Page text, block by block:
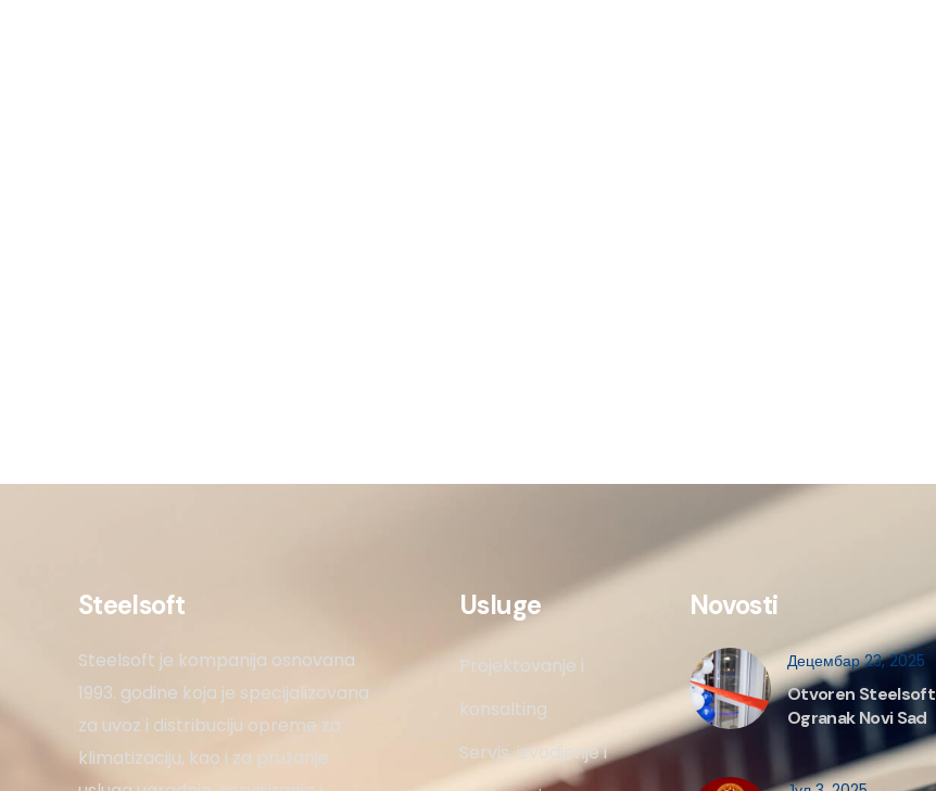
Steelsoft
Steelsoft je kompanija osnovana
1993. godine koja je specijalizovana
za uvoz i distribuciju opreme za
klimatizaciju, kao i za pružanje
Usluge
Projektovanje i
konsalting
Servis, izvodjenje i
Novosti
Децембар 23, 2025
Otvoren Steelsoft
Ogranak Novi Sad